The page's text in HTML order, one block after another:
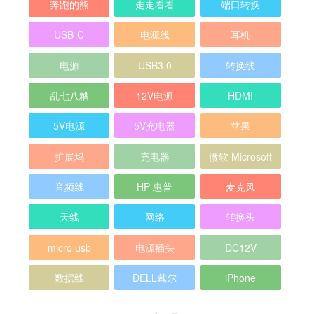
奔跑的熊 走走看看 端口转换
USB-C 电源线 耳机
电源 USB3.0 转换线
乱七八糟 12V电源 HDMI
5V电源 5V充电器 苹果
扩展坞 充电器 微软 Microsoft
音频线 HP 惠普 麦克风
天线 网络 转换头
micro usb 电源插头 DC12V
数据线 DELL戴尔 iPhone